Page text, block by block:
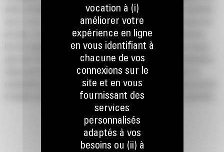
pneus compactes Cat® assurent de bonnes performances globales
pour la mise en tas, la reprise de tas, l'excavation et le chargement
de talus. Comme le nom le suggère, ces godets sont performants
lors du chargement au tas ou de matériau en place. Ils sont conçus
pour des forces d'arrachage et des conditions d'abrasion standards.
Idéal pour les applications de rétrocavage et de nivellement. Le
rendement volumétrique des godets de la série Performance permet
d'obtenir une capacité jusqu'à 115 % supérieure que celle spécifiée.
vocation à (i)
améliorer votre
expérience en ligne
en vous identifiant à
chacune de vos
connexions sur le
site et en vous
fournissant des
services
personnalisés
adaptés à vos
besoins ou (ii) à